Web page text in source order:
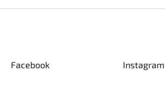
Facebook Instagram